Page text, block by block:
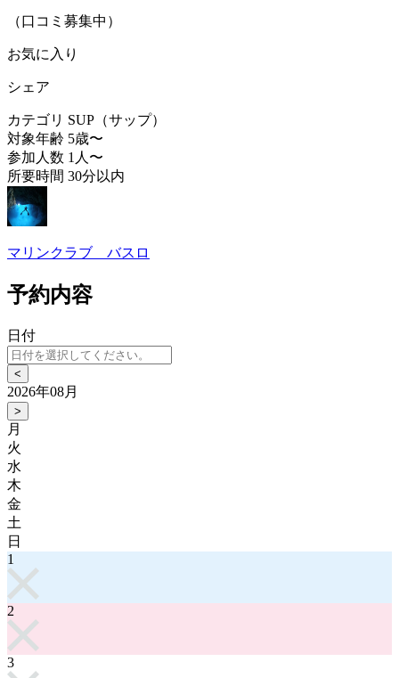
（口コミ募集中）
お気に入り
シェア
カテゴリ SUP（サップ）
対象年齢 5歳〜
参加人数 1人〜
所要時間 30分以内
マリンクラブ バスロ
予約内容
日付
<
2026年08月
>
月
火
水
木
金
土
日
1
2
3